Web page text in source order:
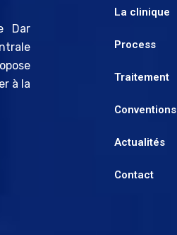
Dar
à la
La clinique
Process
Traitement
Conventions
Actualités
Contact